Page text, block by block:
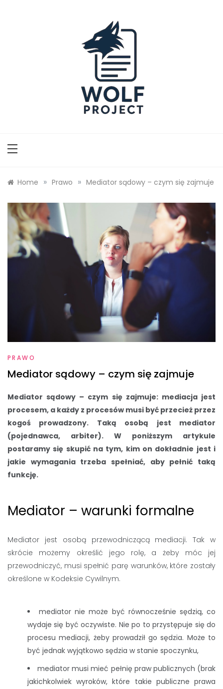
Home » Prawo » Mediator sądowy – czym się zajmuje
PRAWO
Mediator sądowy – czym się zajmuje
Mediator sądowy – czym się zajmuje: mediacja jest
procesem, a każdy z procesów musi być przecież przez
kogoś prowadzony. Taką osobą jest mediator
(pojednawca, arbiter). W poniższym artykule
postaramy się skupić na tym, kim on dokładnie jest i
jakie wymagania trzeba spełniać, aby pełnić taką
funkcję.
Mediator – warunki formalne
Mediator jest osobą przewodniczącą mediacji. Tak w
skrócie możemy określić jego rolę, a żeby móc jej
przewodniczyć, musi spełnić parę warunków, które zostały
określone w Kodeksie Cywilnym.
mediator nie może być równocześnie sędzią, co
wydaje się być oczywiste. Nie po to przystępuje się do
procesu mediacji, żeby prowadził go sędzia. Może to
być jednak wyjątkowo sędzia w stanie spoczynku,
mediator musi mieć pełnię praw publicznych (brak
jakichkolwiek wyroków, które takie publiczne prawa